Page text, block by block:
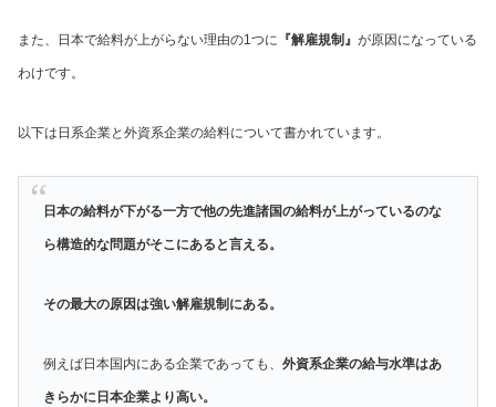
また、日本で給料が上がらない理由の1つに 『解雇規制』 が原因になっている
わけです。
以下は日系企業と外資系企業の給料について書かれています。
日本の給料が下がる一方で他の先進諸国の給料が上がっているのな
ら構造的な問題がそこにあると言える。
その最大の原因は強い解雇規制にある。
例えば日本国内にある企業であっても、 外資系企業の給与水準はあ
きらかに日本企業より高い。